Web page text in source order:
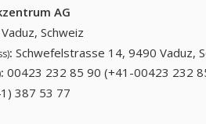
AG
Vaduz, Schweiz
: Schwefelstrasse 14, 9490 Vaduz,
: 00423 232 85 90 (+41-00423 232
387 53 77